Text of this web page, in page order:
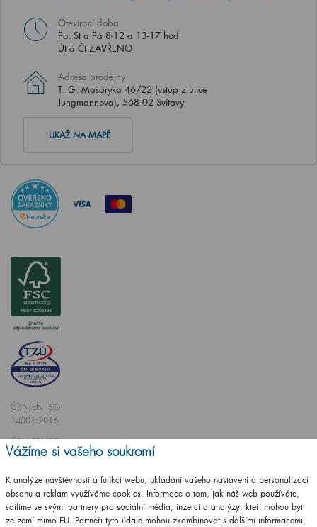
Otevírací doba
Po, St a Pá 8-12 a 13-17 hod
Út a Čt ZAVŘENO
Adresa prodejny
T. G. Masaryka 46/22 (vstup z ulice
Jungmannova), 568 02 Svitavy
UKAŽ NA MAPĚ
ČSN EN ISO
14001:2016
ČSN EN ISO
9001:2016
Vážíme si vašeho soukromí
K analýze návštěvnosti a funkcí webu, ukládání vašeho nastavení a personalizaci
obsahu a reklam využíváme cookies. Informace o tom, jak náš web používáte,
sdílíme se svými partnery pro sociální média, inzerci a analýzy, kteří mohou být
ze zemí mimo EU. Partneři tyto údaje mohou zkombinovat s dalšími informacemi,